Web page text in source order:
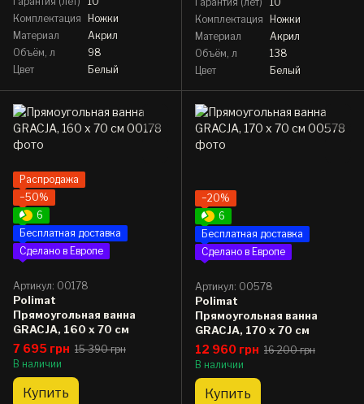
Комплектация
Ножки
Материал
Акрил
Объём, л
98
Цвет
Белый
Комплектация
Ножки
Материал
Акрил
Объём, л
138
Цвет
Белый
Распродажа
−50%
6
Бесплатная доставка
Сделано в Европе
Артикул: 00178
Polimat
Прямоугольная ванна
GRACJA, 160 x 70 см
7 695 грн 15 390 грн
В наличии
Купить
−20%
6
Бесплатная доставка
Сделано в Европе
Артикул: 00578
Polimat
Прямоугольная ванна
GRACJA, 170 x 70 см
12 960 грн 16 200 грн
В наличии
Купить